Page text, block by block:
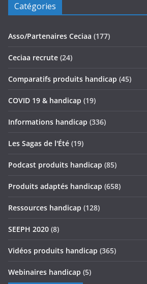
Catégories
Asso/Partenaires Ceciaa (177)
Ceciaa recrute (24)
Comparatifs produits handicap (45)
COVID 19 & handicap (19)
Informations handicap (336)
Les Sagas de l'Été (19)
Podcast produits handicap (85)
Produits adaptés handicap (658)
Ressources handicap (128)
SEEPH 2020 (8)
Vidéos produits handicap (365)
Webinaires handicap (5)